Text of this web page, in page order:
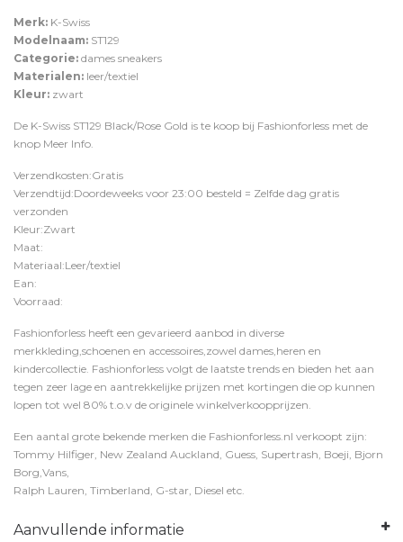
Merk: K-Swiss
Modelnaam: ST129
Categorie: dames sneakers
Materialen: leer/textiel
Kleur: zwart
De K-Swiss ST129 Black/Rose Gold is te koop bij Fashionforless met de
knop Meer Info
Verzendkosten:Gratis
Verzendtijd:Doordeweeks voor 23:00 besteld = Zelfde dag gratis
verzonden
Kleur:Zwart
Maat:
Materiaal:Leer/textiel
Ean:
Voorraad:
Fashionforless heeft een gevarieerd aanbod in diverse
merkkleding,schoenen en accessoires,zowel dames,heren en
kindercollectie. Fashionforless volgt de laatste trends en bieden het aan
tegen zeer lage en aantrekkelijke prijzen met kortingen die op kunnen
lopen tot wel 80% t.o.v de originele winkelverkoopprijzen.
Een aantal grote bekende merken die Fashionforless.nl verkoopt zijn:
Tommy Hilfiger, New Zealand Auckland, Guess, Supertrash, Boeji, Bjorn
Borg,Vans,
Ralph Lauren, Timberland, G-star, Diesel etc.
Aanvullende informatie